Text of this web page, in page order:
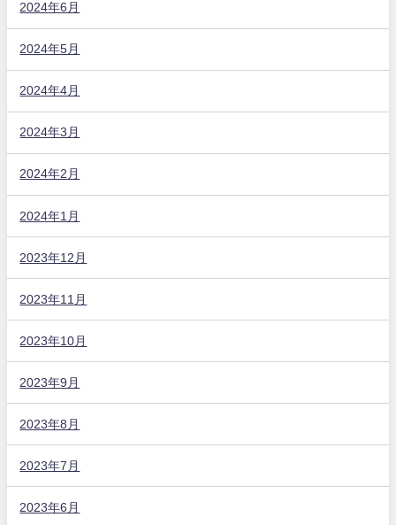
2024年6月
2024年5月
2024年4月
2024年3月
2024年2月
2024年1月
2023年12月
2023年11月
2023年10月
2023年9月
2023年8月
2023年7月
2023年6月